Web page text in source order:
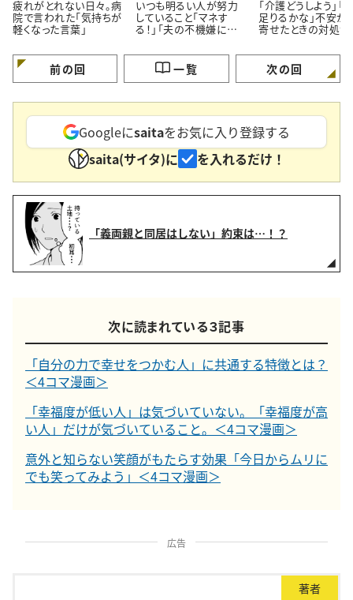
疲れがとれない日々。病
院で言われた「気持ちが
軽くなった言葉」
いつも明るい人が努力
していること「マネす
る！」「夫の不機嫌に振
漫画＞
「介護どうしよう」「
足りるかな」不安が
寄せたときの対処
前の回 一覧 次の回
Googleにsaitaをお気に入り登録する
saita(サイタ)に
を入れるだけ！
「義両親と同居はしない」約束は…！？
次に読まれている３記事
「自分の力で幸せをつかむ人」に共通する特徴とは？
＜4コマ漫画＞
「幸福度が低い人」は気づいていない。「幸福度が高
い人」だけが気づいていること。＜4コマ漫画＞
意外と知らない笑顔がもたらす効果「今日からムリに
でも笑ってみよう」＜4コマ漫画＞
広告
著者